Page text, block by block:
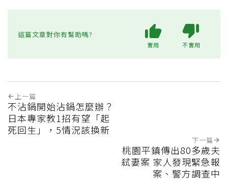
這篇文章對你有幫助嗎?
實用 不實用
上一篇
不沾鍋開始沾鍋怎麼辦？
日本專家教1招有望「起
死回生」，5情況該換新
下一篇
桃園平鎮傳出80多歲夫
弒妻案 家人發現緊急報
案、警方調查中